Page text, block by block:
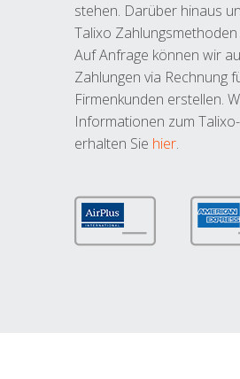
stehen. Darüber hinaus
Talixo Zahlungsmethoden
Auf Anfrage können wir
Zahlungen via Rechnung
Firmenkunden erstellen.
Informationen zum
erhalten Sie hier.